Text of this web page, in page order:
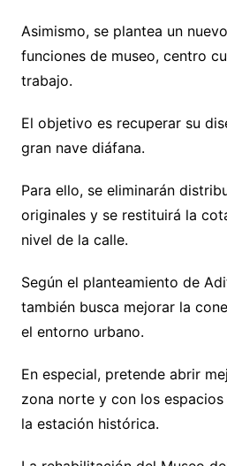
Asimismo, se plantea un
funciones de museo, centro
trabajo.
El objetivo es recuperar su
gran nave diáfana.
Para ello, se eliminarán
originales y se restituirá la
nivel de la calle.
Según el planteamiento de
también busca mejorar la
el entorno urbano.
En especial, pretende abrir
zona norte y con los
la estación histórica.